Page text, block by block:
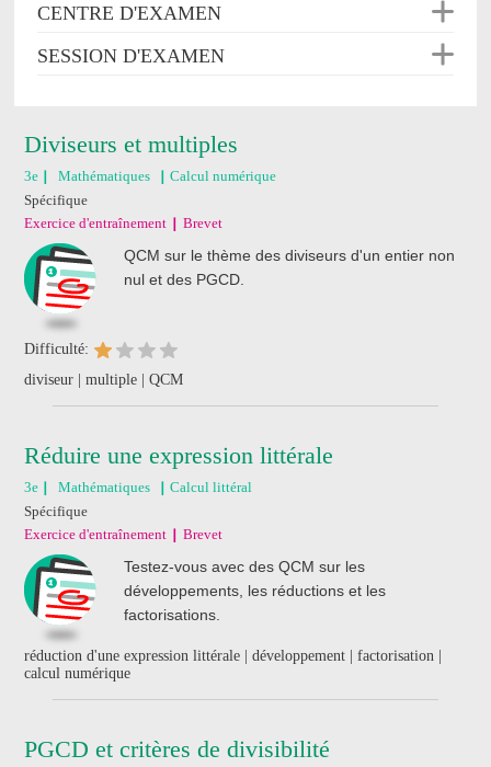
CENTRE D'EXAMEN
SESSION D'EXAMEN
Diviseurs et multiples
3e Mathématiques
Calcul numérique
Spécifique
Exercice d'entraînement
Brevet
QCM sur le thème des diviseurs d'un entier non
nul et des PGCD.
Difficulté:
diviseur | multiple | QCM
Réduire une expression littérale
3e Mathématiques
Calcul littéral
Spécifique
Exercice d'entraînement
Brevet
Testez-vous avec des QCM sur les
développements, les réductions et les
factorisations.
réduction d'une expression littérale | développement | factorisation |
calcul numérique
PGCD et critères de divisibilité